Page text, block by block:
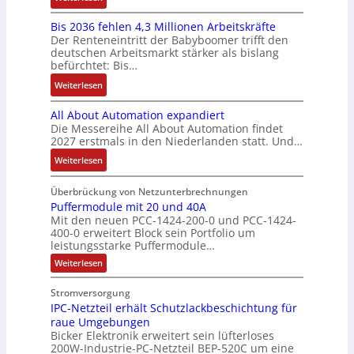
k
l
u
n
g
v
e
M
o
m
e
n
t
a
u
f
n
a
h
m
e
,
g
p
r
ä
g
n
u
c
C
N
C
-
S
y
s
t
e
m
e
h
ä
f
t
s
f
h
r
e
r
u
m
V
o
r
s
n
d
d
s
:
Q
2
-
E
r
g
e
b
n
i
s
s
e
b
e
s
ä
t
i
g
r
i
e
b
s
-
u
n
d
M
a
r
k
e
t
i
n
g
e
i
t
e
K
I
b
r
a
u
c
h
t
S
t
r
u
k
t
u
r
Bis 2036 fehlen 4,3 Millionen Arbeitskräfte
Der Renteneintritt der Babyboomer trifft den
deutschen Arbeitsmarkt stärker als bislang
befürchtet: Bis…
Weiterlesen:
B
i
s
2
0
3
6
f
e
h
l
e
n
4
,
3
M
All About Automation expandiert
Die Messereihe All About Automation findet
2027 erstmals in den Niederlanden statt. Und…
Weiterlesen:
A
l
l
A
b
o
u
t
A
u
t
o
Überbrückung von Netzunterbrechnungen
Puffermodule mit 20 und 40A
Mit den neuen PCC-1424-200-0 und PCC-1424-
400-0 erweitert Block sein Portfolio um
leistungsstarke Puffermodule…
Weiterlesen:
P
f
f
r
m
o
Stromversorgung
IPC-Netzteil erhält Schutzlackbeschichtung für
raue Umgebungen
Bicker Elektronik erweitert sein lüfterloses
200W-Industrie-PC-Netzteil BEP-520C um eine